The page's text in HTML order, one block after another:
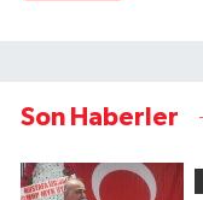
Son Haberler